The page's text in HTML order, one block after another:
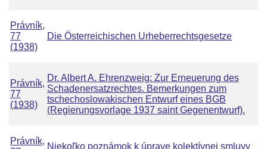
Právník,
77
(1938)
Die Österreichischen Urheberrechtsgesetze
Právník,
77
(1938)
Dr. Albert A. Ehrenzweig: Zur Erneuerung des
Schadenersatzrechtes. Bemerkungen zum
tschechoslowakischen Entwurf eines BGB
(Regierungsvorlage 1937 saint Gegenentwurf).
Právník,
Niekoľko poznámok k úprave kolektívnej smluvy